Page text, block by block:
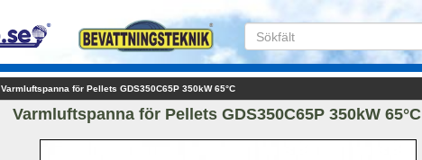
Varmluftspanna för Pellets GDS350C65P 350kW 65°C
Varmluftspanna för Pellets GDS350C65P 350kW 65°C